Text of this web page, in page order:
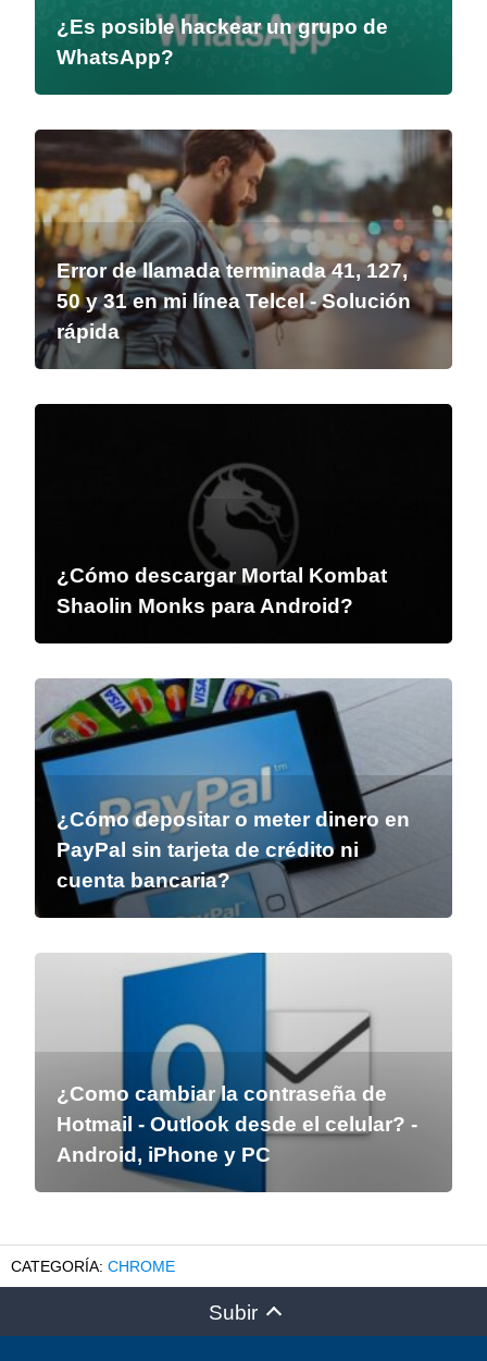
¿Es posible hackear un grupo de
WhatsApp?
Error de llamada terminada 41, 127,
50 y 31 en mi línea Telcel - Solución
rápida
¿Cómo descargar Mortal Kombat
Shaolin Monks para Android?
¿Cómo depositar o meter dinero en
PayPal sin tarjeta de crédito ni
cuenta bancaria?
¿Como cambiar la contraseña de
Hotmail - Outlook desde el celular? -
Android, iPhone y PC
CHROME
Subir